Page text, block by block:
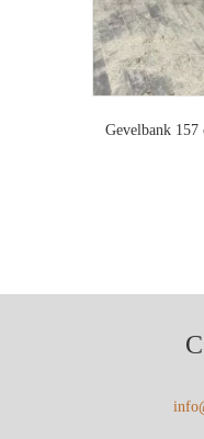
Gevelbank 157